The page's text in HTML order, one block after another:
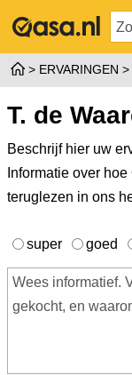
ERVARINGEN
T. de
Beschrijf hier uw
Informatie over
teruglezen in ons
super goed